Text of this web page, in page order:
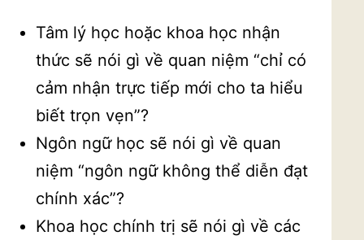
Tâm lý học hoặc khoa học nhận
thức sẽ nói gì về quan niệm “chỉ có
cảm nhận trực tiếp mới cho ta hiểu
biết trọn vẹn”?
Ngôn ngữ học sẽ nói gì về quan
niệm “ngôn ngữ không thể diễn đạt
chính xác”?
Khoa học chính trị sẽ nói gì về các